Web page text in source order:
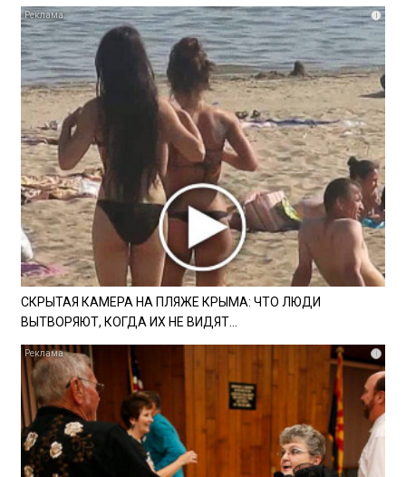
i
СКРЫТАЯ КАМЕРА НА ПЛЯЖЕ КРЫМА: ЧТО ЛЮДИ
ВЫТВОРЯЮТ, КОГДА ИХ НЕ ВИДЯТ...
i